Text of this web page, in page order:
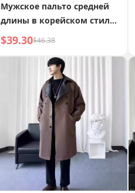
Мужское пальто средней
длины в корейском стиле,
однотонное, весна/осень,
до колена, шерстяное
пальто в британском
стиле, свободная
утолщенная куртка-тренд
$39.30$46.38